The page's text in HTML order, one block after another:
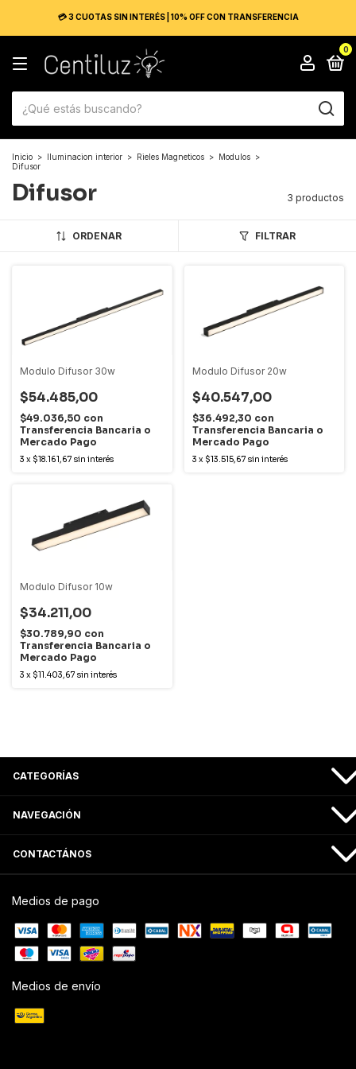
💳 3 CUOTAS SIN INTERÉS | 10% OFF CON TRANSFERENCIA
0
Inicio > Iluminacion interior > Rieles Magneticos > Modulos >
Difusor
Difusor 3 productos
ORDENAR FILTRAR
Modulo Difusor 30w
$54.485,00
$49.036,50 con
Transferencia Bancaria o
Mercado Pago
3 x $18.161,67 sin interés
Modulo Difusor 20w
$40.547,00
$36.492,30 con
Transferencia Bancaria o
Mercado Pago
3 x $13.515,67 sin interés
Modulo Difusor 10w
$34.211,00
$30.789,90 con
Transferencia Bancaria o
Mercado Pago
3 x $11.403,67 sin interés
CATEGORÍAS
NAVEGACIÓN
CONTACTÁNOS
Medios de pago
Medios de envío